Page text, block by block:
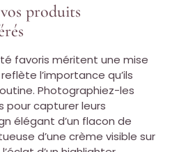
produits
favoris méritent une mise
l’importance qu’ils
Photographiez-les
pour capturer leurs
élégant d’un flacon de
d’une crème visible sur